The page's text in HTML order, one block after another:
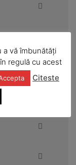
vă îmbunătăți
regulă cu acest
Citeste